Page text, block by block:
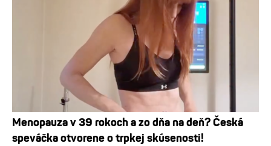
Menopauza v 39 rokoch a zo dňa na deň? Česká
speváčka otvorene o trpkej skúsenosti!